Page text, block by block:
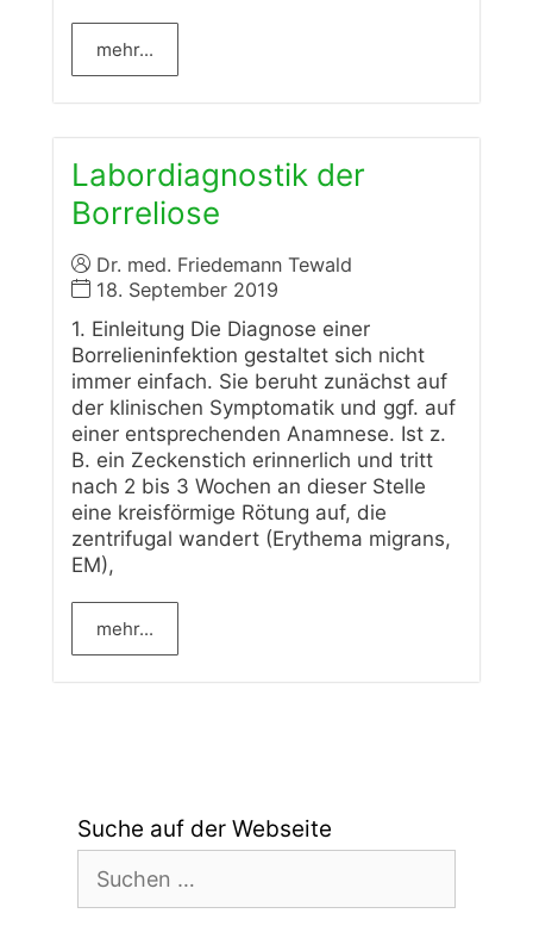
mehr...
Labordiagnostik der
Borreliose
Dr. med. Friedemann Tewald
18. September 2019
1. Einleitung Die Diagnose einer
Borrelieninfektion gestaltet sich nicht
immer einfach. Sie beruht zunächst auf
der klinischen Symptomatik und ggf. auf
einer entsprechenden Anamnese. Ist z.
B. ein Zeckenstich erinnerlich und tritt
nach 2 bis 3 Wochen an dieser Stelle
eine kreisförmige Rötung auf, die
zentrifugal wandert (Erythema migrans,
EM),
mehr...
Suche auf der Webseite
nach: